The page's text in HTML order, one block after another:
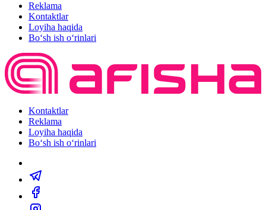
Reklama
Kontaktlar
Loyiha haqida
Bo‘sh ish o‘rinlari
Kontaktlar
Reklama
Loyiha haqida
Bo‘sh ish o‘rinlari